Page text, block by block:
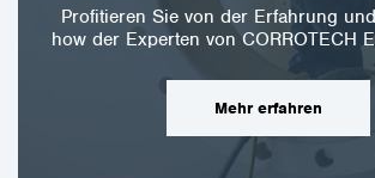
Profitieren Sie von der Erfahrung
how der Experten von CORROTECH
Mehr erfahren